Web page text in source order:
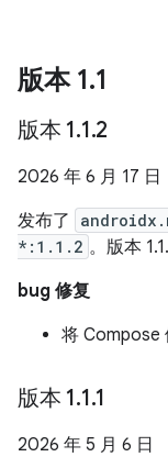
版本 1.1
版本 1.1.2
2026 年 6 月 17 日
发布了
*:1.1.2 。版本
bug 修复
将 Compose
版本 1.1.1
2026 年 5 月 6 日